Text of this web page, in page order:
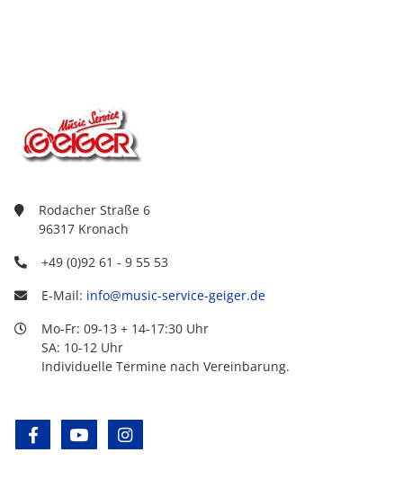
Rodacher Straße 6
96317 Kronach
+49 (0)92 61 - 9 55 53
E-Mail: info@music-service-geiger.de
Mo-Fr: 09-13 + 14-17:30 Uhr
SA: 10-12 Uhr
Individuelle Termine nach Vereinbarung.
facebookyoutube